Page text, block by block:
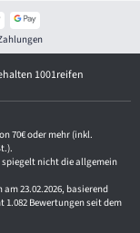
1001reifen
70€ oder mehr (inkl.
nicht die allgemein
23.02.2026, basierend
1.082 Bewertungen seit dem